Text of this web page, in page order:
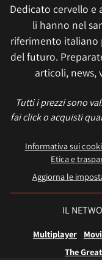
Dedicato cervello
li hanno nel
riferimento italiano
del futuro.
articoli, news,
Tutti i prezzi sono
fai click o acquisti
Informativa sui
Etica e
Aggiorna le
IL
Multiplayer
The